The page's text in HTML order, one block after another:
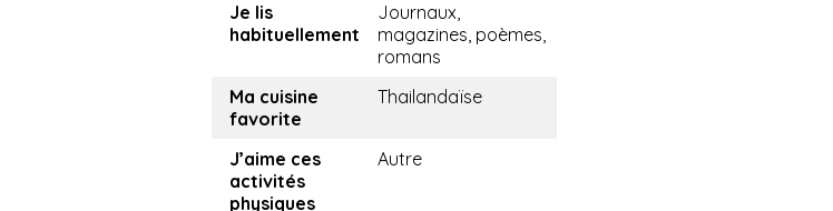
Je lis
habituellement
Journaux,
magazines, poèmes,
romans
Ma cuisine
favorite
Thailandaïse
J’aime ces
activités
physiques
Autre